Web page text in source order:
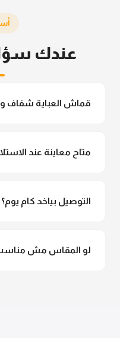
عندك
قماش العباية شفاف
متاح معاينة عند
التوصيل بياخد كام يوم؟
لو المقاس مش مناسب